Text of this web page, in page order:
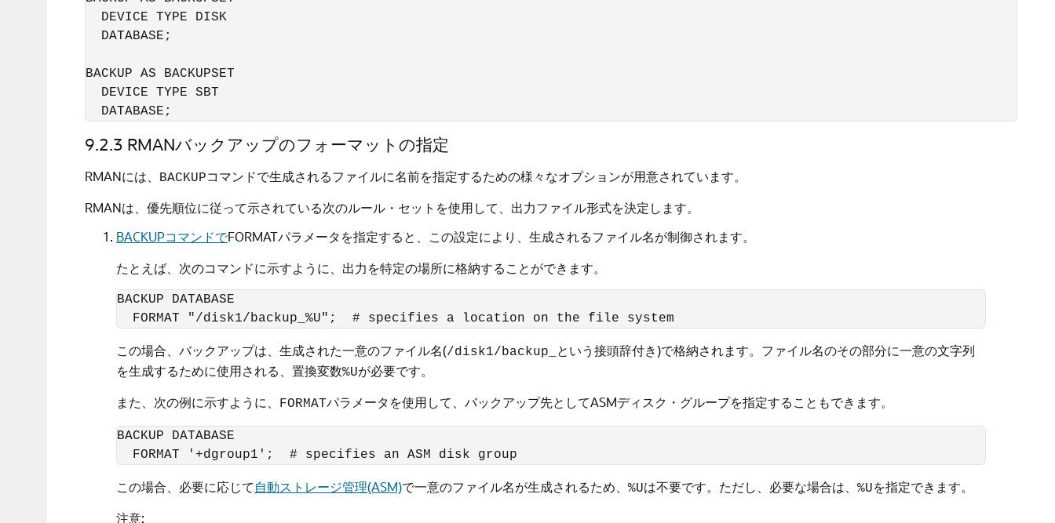
  DEVICE TYPE DISK
  DATABASE;
BACKUP AS BACKUPSET
  DEVICE TYPE SBT
  DATABASE;
9.2.3 RMANバックアップのフォーマットの指定
RMANには、 BACKUPコマンドで生成されるファイルに名前を指定するための様々なオプションが用意されています。
RMANは、優先順位に従って示されている次のルール・セットを使用して、出力ファイル形式を決定します。
BACKUPコマンドでFORMATパラメータを指定すると、この設定により、生成されるファイル名が制御されます。
たとえば、次のコマンドに示すように、出力を特定の場所に格納することができます。
BACKUP DATABASE
この場合、バックアップは、生成された一意のファイル名(/disk1/backup_
という接頭辞付き)で格納されます。ファイル名のその部分に一意の文字列
を生成するために使用される、置換変数%Uが必要です。
また、次の例に示すように、
FORMATパラメータを使用して、バックアップ先としてASMディスク・グループを指定することもできます。
BACKUP DATABASE
この場合、必要に応じて自動ストレージ管理(ASM)で一意のファイル名が生成されるため、 %Uは不要です。ただし、必要な場合は、 %Uを指定できます。
注意: